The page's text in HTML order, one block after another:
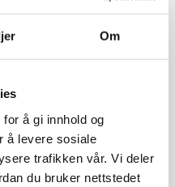
Om
å gi innhold og
å levere sosiale
trafikken vår. Vi deler
du bruker nettstedet